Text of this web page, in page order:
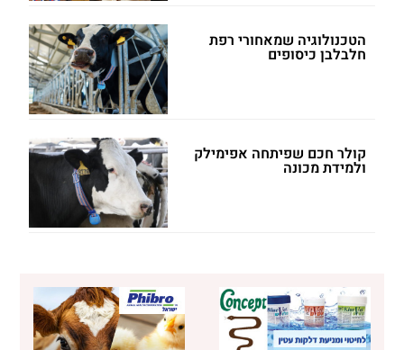
הטכנולוגיה שמאחורי רפת
חלבלבן כיסופים
קולר חכם שפיתחה אפימילק
ולמידת מכונה